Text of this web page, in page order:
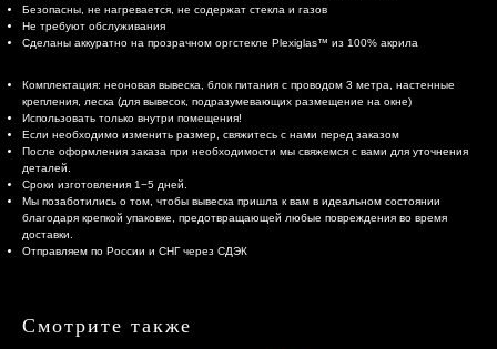
Безопасны, не нагревается, не содержат стекла и газов
Не требуют обслуживания
Сделаны аккуратно на прозрачном оргстекле Plexiglas™ из 100% акрила
Комплектация: неоновая вывеска, блок питания с проводом 3 метра, настенные
крепления, леска (для вывесок, подразумевающих размещение на окне)
Использовать только внутри помещения!
Если необходимо изменить размер, свяжитесь с нами перед заказом
После оформления заказа при необходимости мы свяжемся с вами для уточнения
деталей.
Сроки изготовления 1−5 дней.
Мы позаботились о том, чтобы вывеска пришла к вам в идеальном состоянии
благодаря крепкой упаковке, предотвращающей любые повреждения во время
доставки.
Отправляем по России и СНГ через СДЭК
Смотрите также